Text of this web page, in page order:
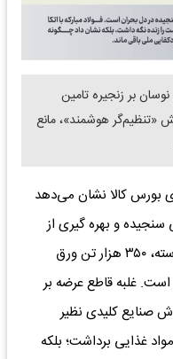
بر زنجیره تامین
«تنظیم‌گر هوشمند»، مانع
بورس کالا نشان می‌دهد
و بهره گیری از
ظرفیت های بازرگانی، طی ۱۳ عرضه پیوسته، ۳۵۰ هزار تن ورق
است. غلبه قاطع عرضه بر
صنایع کلیدی نظیر
غذایی برداشت؛ بلکه